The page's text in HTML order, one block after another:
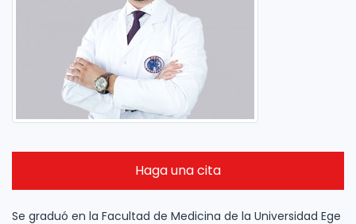
Haga una cita
Se graduó en la Facultad de Medicina de la Universidad Ege